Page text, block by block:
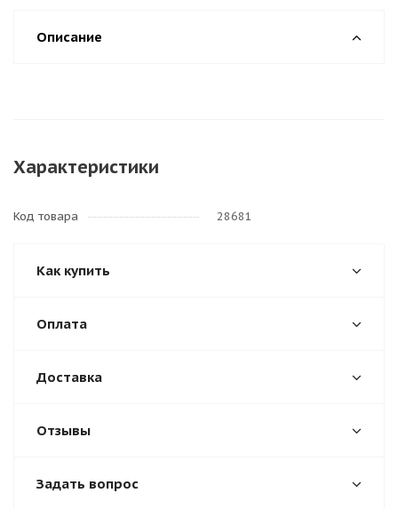
Описание
Характеристики
Код товара 28681
Как купить
Оплата
Доставка
Отзывы
Задать вопрос